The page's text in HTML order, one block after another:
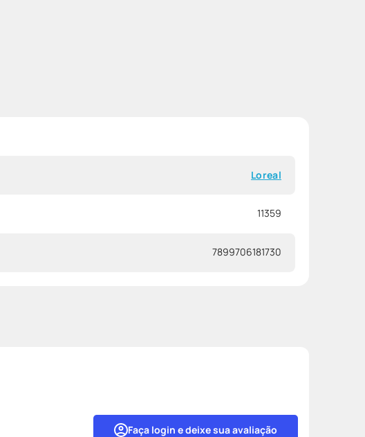
Loreal
11359
7899706181730
Faça login e deixe sua avaliação